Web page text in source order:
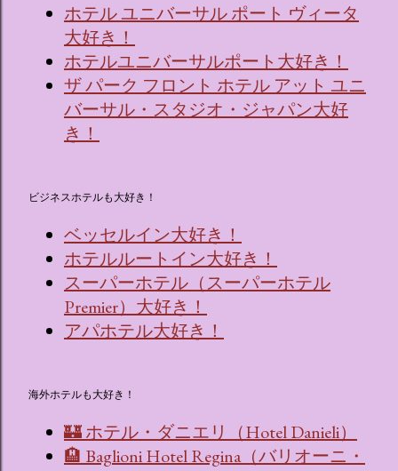
ホテル ユニバーサル ポート ヴィータ
大好き！
ホテルユニバーサルポート大好き！
ザ パーク フロント ホテル アット ユニ
バーサル・スタジオ・ジャパン大好
き！
ビジネスホテルも大好き！
ベッセルイン大好き！
ホテルルートイン大好き！
スーパーホテル（スーパーホテル
Premier）大好き！
アパホテル大好き！
海外ホテルも大好き！
🏰 ホテル・ダニエリ（Hotel Danieli）
🏨 Baglioni Hotel Regina（バリオーニ・